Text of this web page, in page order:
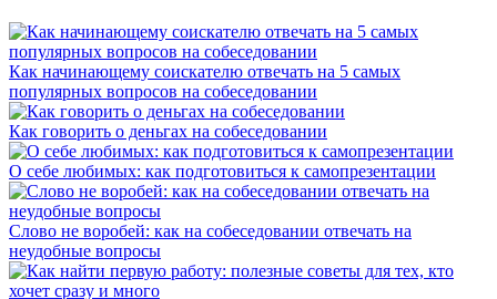
Как начинающему соискателю отвечать на 5 самых
популярных вопросов на собеседовании
Как говорить о деньгах на собеседовании
О себе любимых: как подготовиться к самопрезентации
Слово не воробей: как на собеседовании отвечать на
неудобные вопросы